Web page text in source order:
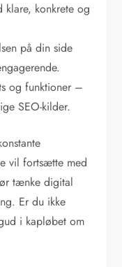
konkrete og
på din side
og funktioner –
SEO-kilder.
vil fortsætte med
tænke digital
Er du ikke
i kapløbet om